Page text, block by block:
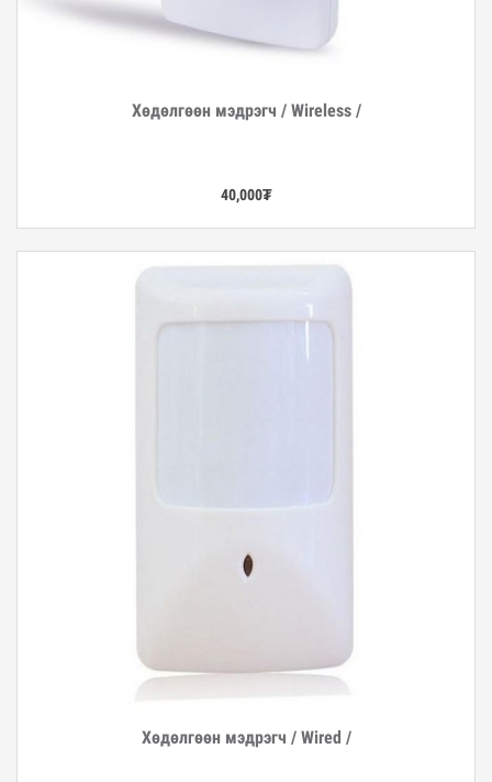
Дэлгэрэнгүй
Хөдөлгөөн мэдрэгч / Wireless /
40,000₮
Дэлгэрэнгүй
Хөдөлгөөн мэдрэгч / Wired /